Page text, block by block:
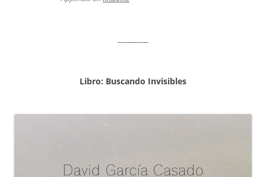
-------------
Libro: Buscando Invisibles